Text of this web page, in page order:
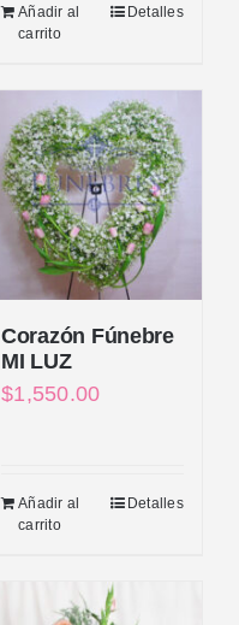
Añadir al
carrito
Detalles
Corazón Fúnebre
MI LUZ
$1,550.00
Añadir al
carrito
Detalles